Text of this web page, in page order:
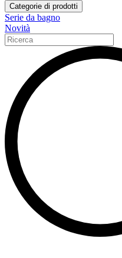
Categorie di prodotti
Serie da bagno
Novità